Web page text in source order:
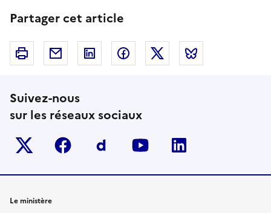
Partager cet article
Imprimer Courriel Linkedin FacebookTwitter
Suivez-nous
sur les réseaux sociaux
Twitter-x facebook Dailymotion
youtube
Le ministère